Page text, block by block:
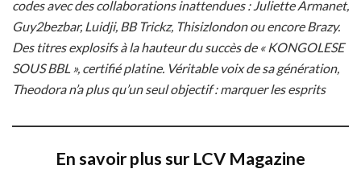
codes avec des collaborations inattendues : Juliette Armanet,
Guy2bezbar, Luidji, BB Trickz, Thisizlondon ou encore Brazy.
Des titres explosifs à la hauteur du succès de « KONGOLESE
SOUS BBL », certifié platine. Véritable voix de sa génération,
Theodora n’a plus qu’un seul objectif : marquer les esprits
En savoir plus sur LCV Magazine